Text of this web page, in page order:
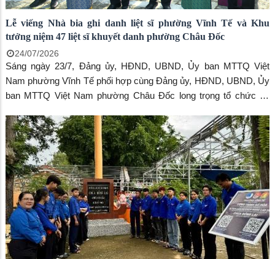
Lễ viếng Nhà bia ghi danh liệt sĩ phường Vĩnh Tế và Khu
tưởng niệm 47 liệt sĩ khuyết danh phường Châu Đốc
24/07/2026
Sáng ngày 23/7, Đảng ủy, HĐND, UBND, Ủy ban MTTQ Việt
Nam phường Vĩnh Tế phối hợp cùng Đảng ủy, HĐND, UBND, Ủy
ban MTTQ Việt Nam phường Châu Đốc long trọng tổ chức Lễ
47 liệt sĩ khuyết danh phường Châu Đốc, nhân kỷ niệm 79 năm
Ngày Thương binh - Liệt sĩ (27/7/1947 - 27/7/2026).